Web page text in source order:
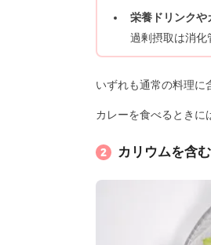
栄養ドリンクや
過剰摂取は消化
いずれも通常の料理に
カレーを食べるときに
カリウムを含